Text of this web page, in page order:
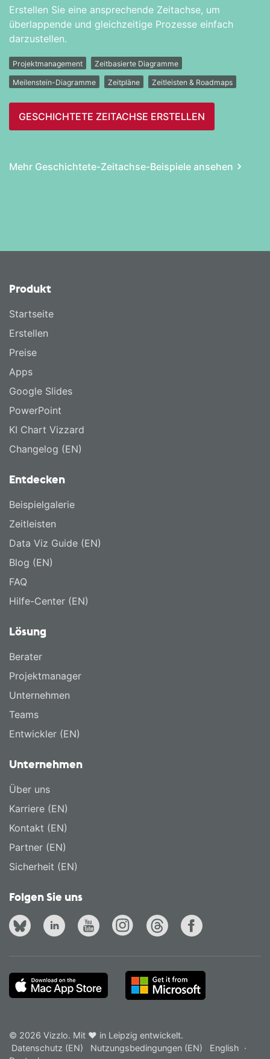
Erstellen Sie eine ansprechende Zeitachse, um
überlappende und gleichzeitige Prozesse einfach
darzustellen.
Projektmanagement Zeitbasierte Diagramme
Meilenstein-Diagramme Zeitpläne Zeitleisten & Roadmaps
GESCHICHTETE ZEITACHSE ERSTELLEN
Mehr Geschichtete-Zeitachse-Beispiele ansehen
Produkt
Startseite
Erstellen
Preise
Apps
Google Slides
PowerPoint
KI Chart Vizzard
Changelog (EN)
Entdecken
Beispielgalerie
Zeitleisten
Data Viz Guide (EN)
Blog (EN)
FAQ
Hilfe-Center (EN)
Lösung
Berater
Projektmanager
Unternehmen
Teams
Entwickler (EN)
Unternehmen
Über uns
Karriere (EN)
Kontakt (EN)
Partner (EN)
Sicherheit (EN)
Folgen Sie uns
© 2026 Vizzlo. Mit ❤ in Leipzig entwickelt.
Datenschutz (EN)
Nutzungsbedingungen (EN) English ·